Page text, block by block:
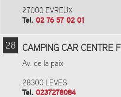
27000 EVREUX
Tel. 02 76 57 02 01
28 CAMPING CAR CENTRE
Av. de la paix
28300 LEVES
Tel. 0237278084